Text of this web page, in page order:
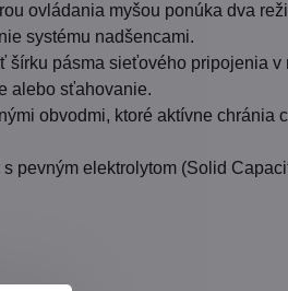
ovládania myšou ponúka dva
systému nadšencami.
šírku pásma sieťového pripojenia v
alebo sťahovanie.
obvodmi, ktoré aktívne chránia
pevným elektrolytom (Solid